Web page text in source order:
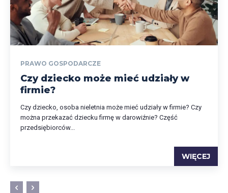
PRAWO GOSPODARCZE
Czy dziecko może mieć udziały w
firmie?
Czy dziecko, osoba nieletnia może mieć udziały w firmie? Czy
można przekazać dziecku firmę w darowiźnie? Część
przedsiębiorców...
WIĘCEJ